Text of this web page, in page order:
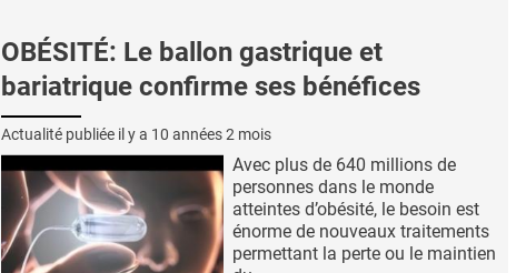
OBÉSITÉ: Le ballon gastrique et
bariatrique confirme ses bénéfices
Actualité publiée il y a 10 années 2 mois
Avec plus de 640 millions de
personnes dans le monde
atteintes d’obésité, le besoin est
énorme de nouveaux traitements
permettant la perte ou le maintien